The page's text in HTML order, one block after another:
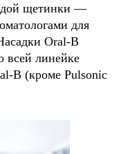
щетинки —
для
Oral-B
всей линейке
B (кроме Pulsonic